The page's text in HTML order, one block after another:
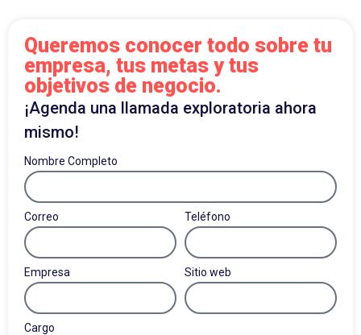
Queremos conocer todo sobre tu
empresa, tus metas y tus
objetivos de negocio.
¡Agenda una llamada exploratoria ahora
mismo!
Nombre Completo
Correo Teléfono
Empresa Sitio web
Cargo